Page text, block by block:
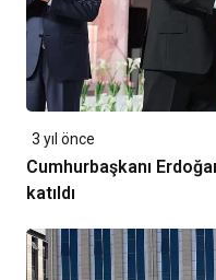
3 yıl önce
Cumhurbaşkanı
katıldı